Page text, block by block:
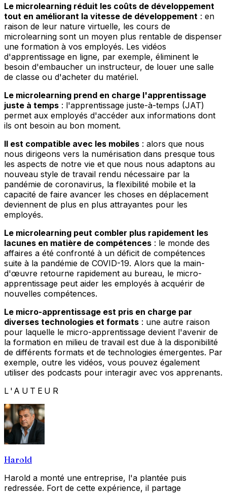
Le microlearning réduit les coûts de développement
tout en améliorant la vitesse de développement : en
raison de leur nature virtuelle, les cours de
microlearning sont un moyen plus rentable de dispenser
une formation à vos employés. Les vidéos
d'apprentissage en ligne, par exemple, éliminent le
besoin d'embaucher un instructeur, de louer une salle
de classe ou d'acheter du matériel.
Le microlearning prend en charge l'apprentissage
juste à temps : l'apprentissage juste-à-temps (JAT)
permet aux employés d'accéder aux informations dont
ils ont besoin au bon moment.
Il est compatible avec les mobiles : alors que nous
nous dirigeons vers la numérisation dans presque tous
les aspects de notre vie et que nous nous adaptons au
nouveau style de travail rendu nécessaire par la
pandémie de coronavirus, la flexibilité mobile et la
capacité de faire avancer les choses en déplacement
deviennent de plus en plus attrayantes pour les
employés.
Le microlearning peut combler plus rapidement les
lacunes en matière de compétences : le monde des
affaires a été confronté à un déficit de compétences
suite à la pandémie de COVID-19. Alors que la main-
d'œuvre retourne rapidement au bureau, le micro-
apprentissage peut aider les employés à acquérir de
nouvelles compétences.
Le micro-apprentissage est pris en charge par
diverses technologies et formats : une autre raison
pour laquelle le micro-apprentissage devient l'avenir de
la formation en milieu de travail est due à la disponibilité
de différents formats et de technologies émergentes. Par
exemple, outre les vidéos, vous pouvez également
utiliser des podcasts pour interagir avec vos apprenants.
L'AUTEUR
Harold
Harold a monté une entreprise, l'a plantée puis
redressée. Fort de cette expérience, il partage